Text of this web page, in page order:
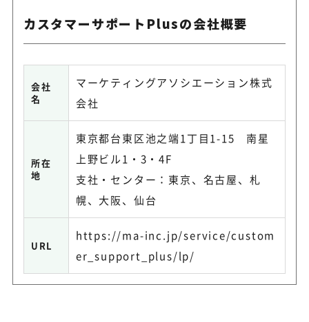
カスタマーサポートPlusの会社概要
会社
名
マーケティングアソシエーション株式
会社
所在
地
東京都台東区池之端1丁目1-15 南星
上野ビル1・3・4F
支社・センター：東京、名古屋、札
幌、大阪、仙台
URL
https://ma-inc.jp/service/custom
er_support_plus/lp/